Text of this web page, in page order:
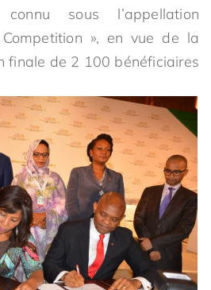
sous l’appellation
», en vue de la
finale de 2 100 bénéficiaires.